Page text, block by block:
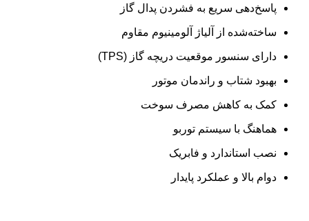
پاسخ‌دهی سریع به فشردن پدال گاز
ساخته‌شده از آلیاژ آلومینیوم مقاوم
دارای سنسور موقعیت دریچه گاز (TPS)
بهبود شتاب و راندمان موتور
کمک به کاهش مصرف سوخت
هماهنگ با سیستم توربو
نصب استاندارد و فابریک
دوام بالا و عملکرد پایدار